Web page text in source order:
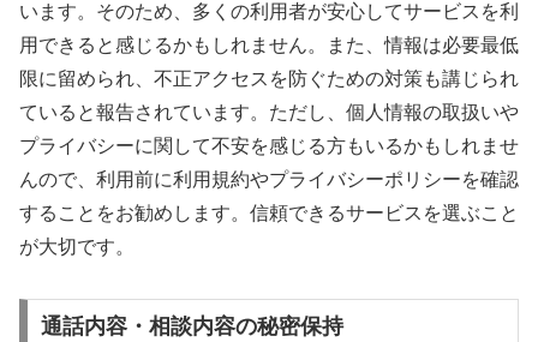
います。そのため、多くの利用者が安心してサービスを利
用できると感じるかもしれません。また、情報は必要最低
限に留められ、不正アクセスを防ぐための対策も講じられ
ていると報告されています。ただし、個人情報の取扱いや
プライバシーに関して不安を感じる方もいるかもしれませ
んので、利用前に利用規約やプライバシーポリシーを確認
することをお勧めします。信頼できるサービスを選ぶこと
が大切です。
通話内容・相談内容の秘密保持